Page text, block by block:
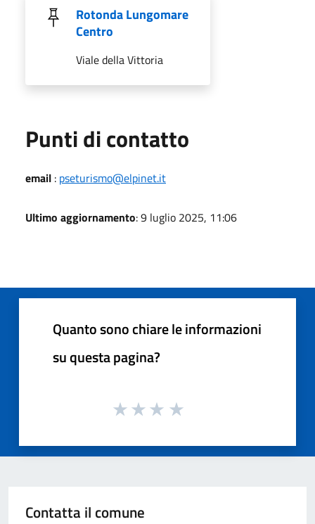
Rotonda Lungomare
Centro
Viale della Vittoria
Punti di contatto
email : pseturismo@elpinet.it
Ultimo aggiornamento: 9 luglio 2025, 11:06
Quanto sono chiare le informazioni
su questa pagina?
Contatta il comune